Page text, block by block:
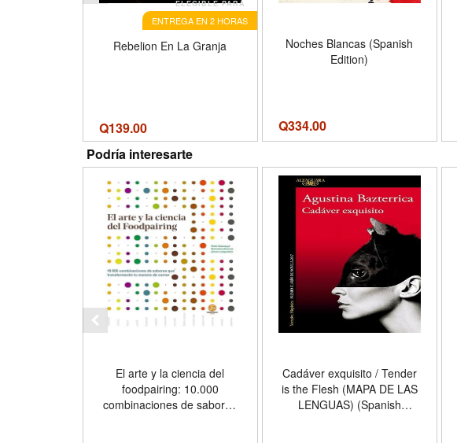
ELEGIBLE PARA
ENTREGA EN 2 HORAS
Rebelion En La Granja
Q139.00
Noches Blancas (Spanish
Edition)
Q334.00
Podría interesarte
El arte y la ciencia del
foodpairing: 10.000
combinaciones de sabores
Cadáver exquisito / Tender
is the Flesh (MAPA DE LAS
LENGUAS) (Spanish